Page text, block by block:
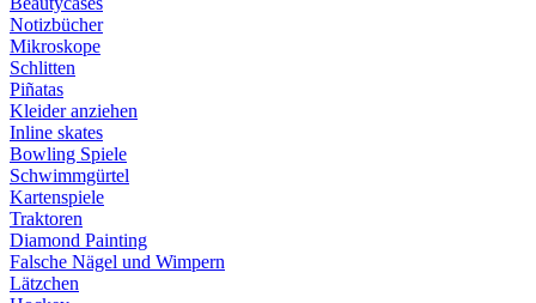
Notizbücher
Mikroskope
Schlitten
Piñatas
Kleider anziehen
Inline skates
Bowling Spiele
Schwimmgürtel
Kartenspiele
Traktoren
Diamond Painting
Falsche Nägel und Wimpern
Lätzchen